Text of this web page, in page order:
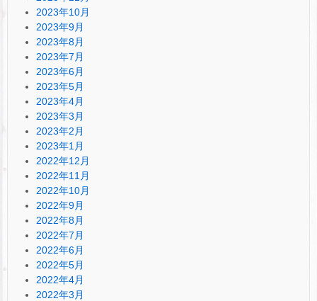
2023年10月
2023年9月
2023年8月
2023年7月
2023年6月
2023年5月
2023年4月
2023年3月
2023年2月
2023年1月
2022年12月
2022年11月
2022年10月
2022年9月
2022年8月
2022年7月
2022年6月
2022年5月
2022年4月
2022年3月